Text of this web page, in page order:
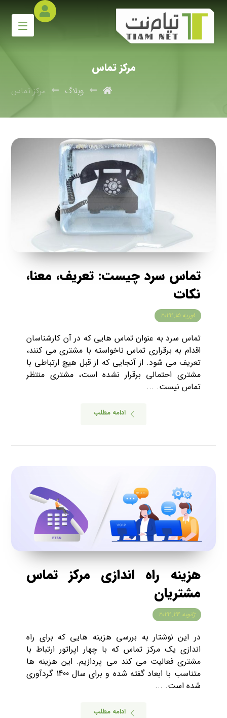
مرکز تماس
وبلاگ مرکز تماس
تماس سرد چیست: تعریف، معنا،
نکات
فوریه ۱۵, ۲۰۲۲
تماس سرد به عنوان تماس هایی که در آن کارشناسان
اقدام به برقراری تماس ناخواسته با مشتری می کنند،
تعریف می شود. از آنجایی که از قبل هیچ ارتباطی با
مشتری احتمالی برقرار نشده است، مشتری منتظر
تماس نیست. ...
ادامه مطلب
هزینه راه اندازی مرکز تماس
مشتریان
ژانویه ۲۴, ۲۰۲۲
در این نوشتار به بررسی هزینه هایی که برای راه
اندازی یک مرکز تماس که با چهار اپراتور ارتباط با
مشتری فعالیت می کند می پردازیم. این هزینه ها
متناسب با ابعاد گفته شده و برای سال 1400 گردآوری
شده است. ...
ادامه مطلب